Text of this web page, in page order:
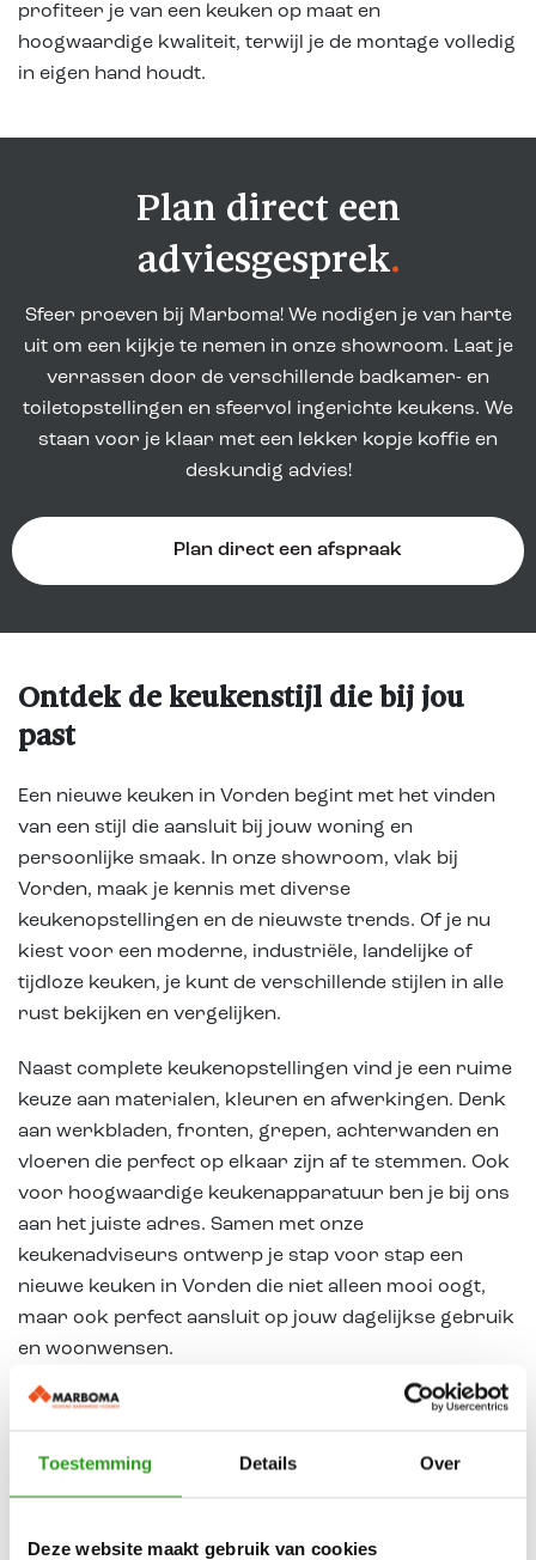
Toestemming Details Over
Deze website maakt gebruik van cookies
profiteer je van een keuken op maat en
hoogwaardige kwaliteit, terwijl je de montage volledig
in eigen hand houdt.
Plan direct een
adviesgesprek.
Sfeer proeven bij Marboma! We nodigen je van harte
uit om een kijkje te nemen in onze showroom. Laat je
verrassen door de verschillende badkamer- en
toiletopstellingen en sfeervol ingerichte keukens. We
staan voor je klaar met een lekker kopje koffie en
deskundig advies!
Plan direct een afspraak
Ontdek de keukenstijl die bij jou
past
Een nieuwe keuken in Vorden begint met het vinden
van een stijl die aansluit bij jouw woning en
persoonlijke smaak. In onze showroom, vlak bij
Vorden, maak je kennis met diverse
keukenopstellingen en de nieuwste trends. Of je nu
kiest voor een moderne, industriële, landelijke of
tijdloze keuken, je kunt de verschillende stijlen in alle
rust bekijken en vergelijken.
Naast complete keukenopstellingen vind je een ruime
keuze aan materialen, kleuren en afwerkingen. Denk
aan werkbladen, fronten, grepen, achterwanden en
vloeren die perfect op elkaar zijn af te stemmen. Ook
voor hoogwaardige keukenapparatuur ben je bij ons
aan het juiste adres. Samen met onze
keukenadviseurs ontwerp je stap voor stap een
nieuwe keuken in Vorden die niet alleen mooi oogt,
maar ook perfect aansluit op jouw dagelijkse gebruik
en woonwensen.
vlak bij Vorden
Ben je op zoek naar een nieuwe keuken in Vorden?